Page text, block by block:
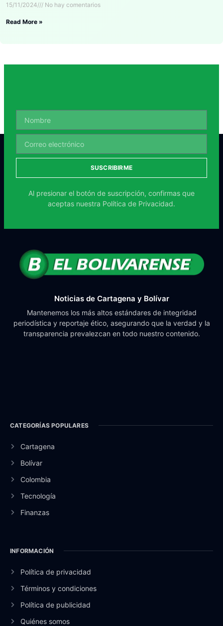
15/11/2024 No hay comentarios
Read More »
SUSCRIBIRME
Al presionar el botón de suscripción, confirmas que
aceptas nuestra Política de Privacidad.
Noticias de Cartagena y Bolívar
Mantenemos los más altos estándares de integridad
periodística y reportaje ético, asegurando que la verdad y la
transparencia prevalezcan en todo nuestro contenido.
CATEGORÍAS POPULARES
Cartagena
Bolívar
Colombia
Tecnología
Finanzas
INFORMACIÓN
Política de privacidad
Términos y condiciones
Política de publicidad
Quiénes somos